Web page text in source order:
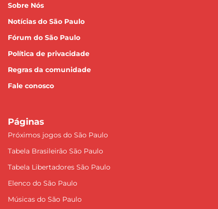
Sobre Nós
Notícias do São Paulo
Fórum do São Paulo
Política de privacidade
Regras da comunidade
Fale conosco
Páginas
Próximos jogos do São Paulo
Tabela Brasileirão São Paulo
Tabela Libertadores São Paulo
Elenco do São Paulo
Músicas do São Paulo